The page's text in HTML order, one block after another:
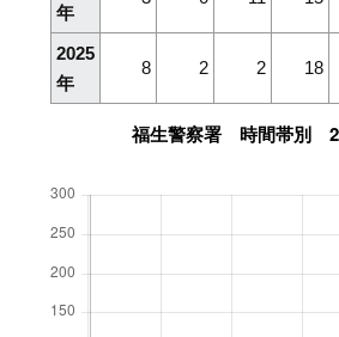
年
2025
年
8 2 2 18